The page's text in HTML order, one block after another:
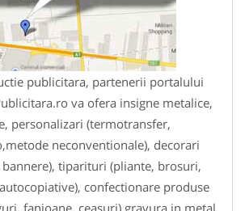
publicitara, partenerii portalului
va ofera insigne metalice,
personalizari (termotransfer,
neconventionale), decorari
bannere), tiparituri (pliante, brosuri,
confectionare produse
fanioane, ceasuri),gravura in metal,